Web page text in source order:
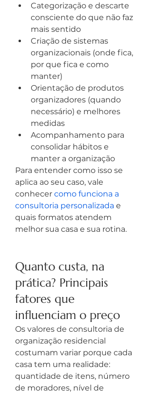
Categorização e descarte
consciente do que não faz
mais sentido
Criação de sistemas
organizacionais (onde fica,
por que fica e como
manter)
Orientação de produtos
organizadores (quando
necessário) e melhores
medidas
Acompanhamento para
consolidar hábitos e
manter a organização
Para entender como isso se
aplica ao seu caso, vale
conhecer como funciona a
consultoria personalizada e
quais formatos atendem
melhor sua casa e sua rotina.
Quanto custa, na
prática? Principais
fatores que
influenciam o preço
Os valores de consultoria de
organização residencial
costumam variar porque cada
casa tem uma realidade:
quantidade de itens, número
de moradores, nível de